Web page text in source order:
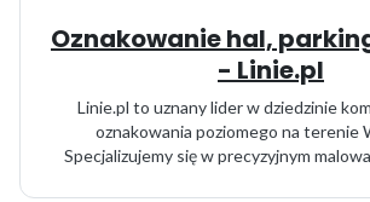
Oznakowanie hal,
- Linie.pl
Linie.pl to uznany lider w dziedzinie
oznakowania poziomego na terenie
Specjalizujemy się w precyzyjnym